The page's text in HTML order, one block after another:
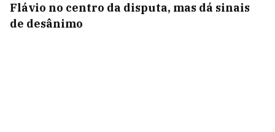
Flávio no centro da disputa, mas dá sinais
de desânimo